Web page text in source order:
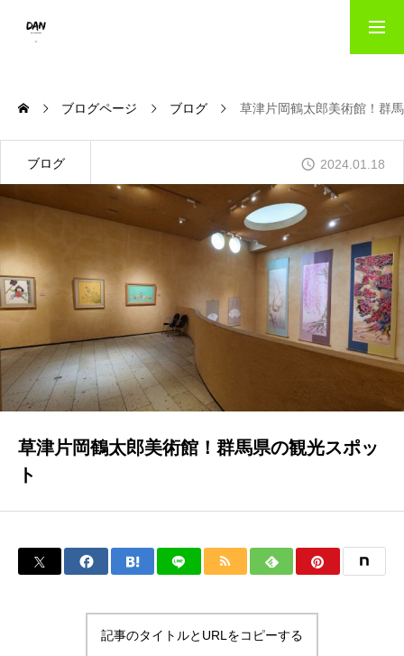
出版事業のご案内｜danパブリッシング
写真撮影サービス｜danフォト
会社概要
お問い合わせ
ブログページ ブログ 草津片岡鶴太郎美術館！群
ブログ 2024.01.18
草津片岡鶴太郎美術館！群馬県の観光スポッ
ト
記事のタイトルとURLをコピーする